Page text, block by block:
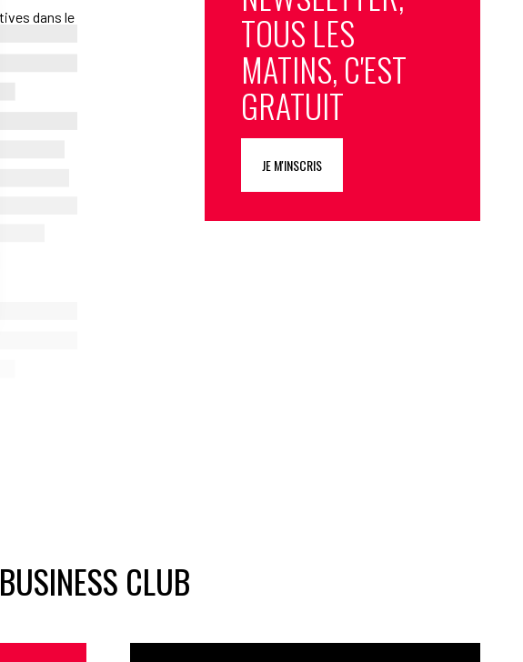
dans le
de
TOUS LES
MATINS, C'EST
GRATUIT
JE M'INSCRIS
CLUB